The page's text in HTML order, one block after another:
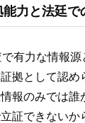
力と法廷で
有力な情報
拠として認め
報のみでは誰
証できないか